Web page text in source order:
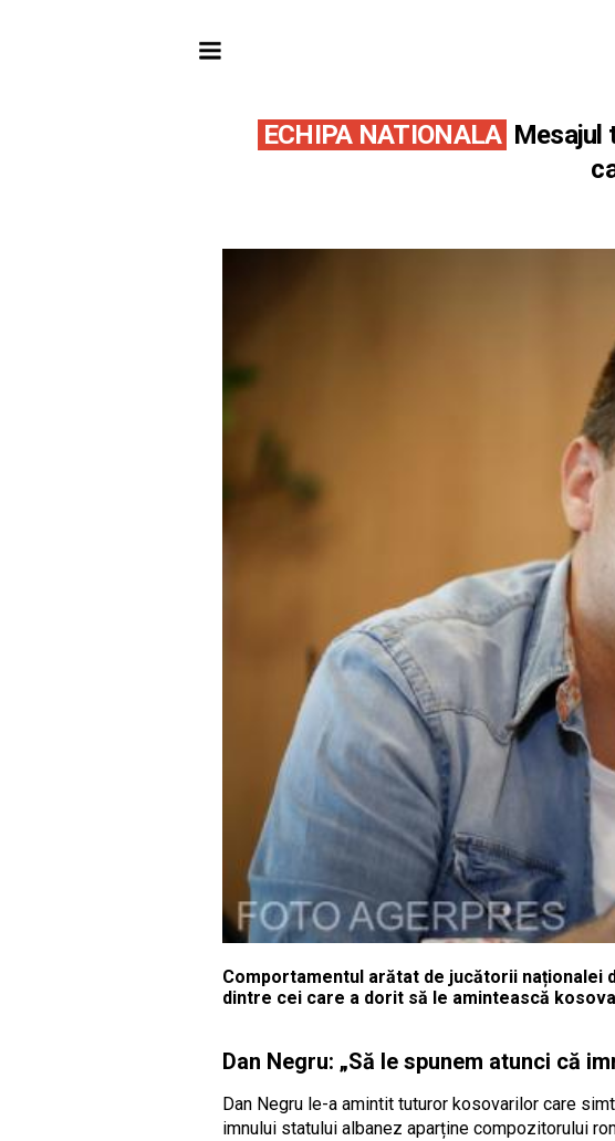
ECHIPA NATIONALA Mesajul
Comportamentul arătat de jucătorii naționalei
dintre cei care a dorit să le amintească
Dan Negru: „Să le spunem atunci că
Dan Negru le-a amintit tuturor kosovarilor care
imnului statului albanez aparține compozitorului